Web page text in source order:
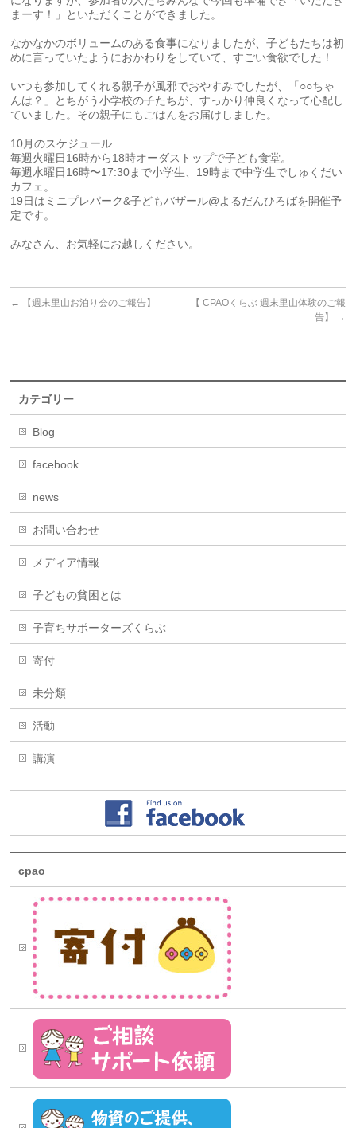
まーす！」といただくことができました。
なかなかのボリュームのある食事になりましたが、子どもたちは初
めに言っていたようにおかわりをしていて、すごい食欲でした！
いつも参加してくれる親子が風邪でおやすみでしたが、「○○ちゃ
んは？」とちがう小学校の子たちが、すっかり仲良くなって心配し
ていました。その親子にもごはんをお届けしました。
10月のスケジュール
毎週火曜日16時から18時オーダストップで子ども食堂。
毎週水曜日16時〜17:30まで小学生、19時まで中学生でしゅくだい
カフェ。
19日はミニプレパーク&子どもバザール@よるだんひろばを開催予
定です。
みなさん、お気軽にお越しください。
← 【週末里山お泊り会のご報告】
【 CPAOくらぶ 週末里山体験のご報
告】
→
カテゴリー
Blog
facebook
news
お問い合わせ
メディア情報
子どもの貧困とは
子育ちサポーターズくらぶ
寄付
未分類
活動
講演
cpao